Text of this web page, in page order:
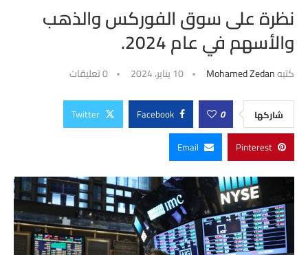
نظرة على سوق الفوركس والذهب
والأسهم في عام 2024.
كتبهMohamed Zedan 10 يناير، 2024 0 تعليقات
شاركها 0
Facebook
Twitter
Pinterest
Email